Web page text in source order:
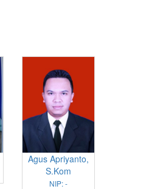
Agus Apriyanto,
S.Kom
NIP: -